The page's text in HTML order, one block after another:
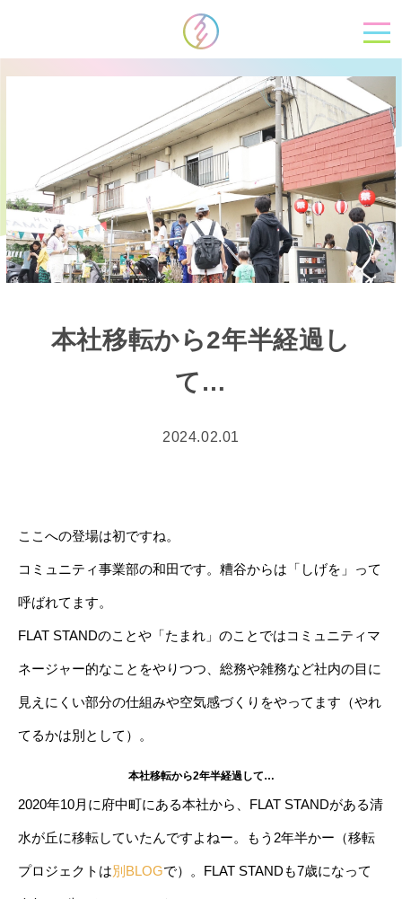
本社移転から2年半経過し
て…
2024.02.01
ここへの登場は初ですね。
コミュニティ事業部の和田です。糟谷からは「しげを」って
呼ばれてます。
FLAT STANDのことや「たまれ」のことではコミュニティマ
ネージャー的なことをやりつつ、総務や雑務など社内の目に
見えにくい部分の仕組みや空気感づくりをやってます（やれ
てるかは別として）。
本社移転から2年半経過して…
2020年10月に府中町にある本社から、FLAT STANDがある清
水が丘に移転していたんですよねー。もう2年半かー（移転
プロジェクトは別BLOGで）。FLAT STANDも7歳になって